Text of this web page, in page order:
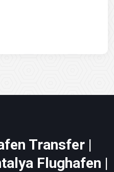
Transfer |
Flughafen |